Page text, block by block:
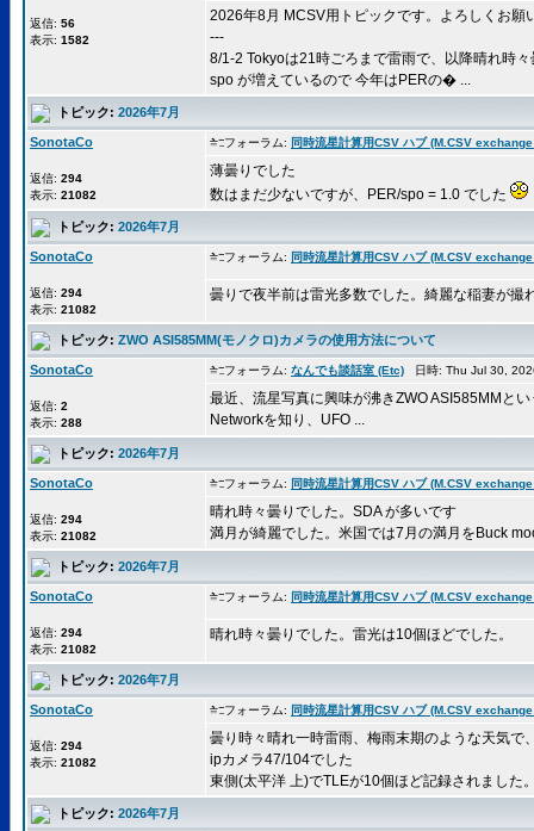
返信: 56
表示: 1582
2026年8月 MCSV用トピックです。よろしくお願
---
8/1-2 Tokyoは21時ごろまで雷雨で、以降晴れ時
spo が増えているので 今年はPERの� ...
トピック: 2026年7月
SonotaCo
返信: 294
表示: 21082
フォーラム: 同時流星計算用CSV ハブ (M.CSV
薄曇りでした
数はまだ少ないですが、PER/spo = 1.0 でした
トピック: 2026年7月
SonotaCo
返信: 294
表示: 21082
フォーラム: 同時流星計算用CSV ハブ (M.CSV
曇りで夜半前は雷光多数でした。綺麗な稲妻が撮
トピック: ZWO ASI585MM(モノクロ)カメラの使用方法について
SonotaCo
返信: 2
表示: 288
フォーラム: なんでも談話室 (Etc) 日時: Thu Jul 30,
最近、流星写真に興味が沸きZWO ASI585MMと
Networkを知り、UFO ...
トピック: 2026年7月
SonotaCo
返信: 294
表示: 21082
フォーラム: 同時流星計算用CSV ハブ (M.CSV
晴れ時々曇りでした。SDA が多いです
満月が綺麗でした。米国では7月の満月をBuck
トピック: 2026年7月
SonotaCo
返信: 294
表示: 21082
フォーラム: 同時流星計算用CSV ハブ (M.CSV
晴れ時々曇りでした。雷光は10個ほどでした。
トピック: 2026年7月
SonotaCo
返信: 294
表示: 21082
フォーラム: 同時流星計算用CSV ハブ (M.CSV
曇り時々晴れ一時雷雨、梅雨末期のような天気で
ipカメラ47/104でした
東側(太平洋 上)でTLEが10個ほど記録されました
トピック: 2026年7月